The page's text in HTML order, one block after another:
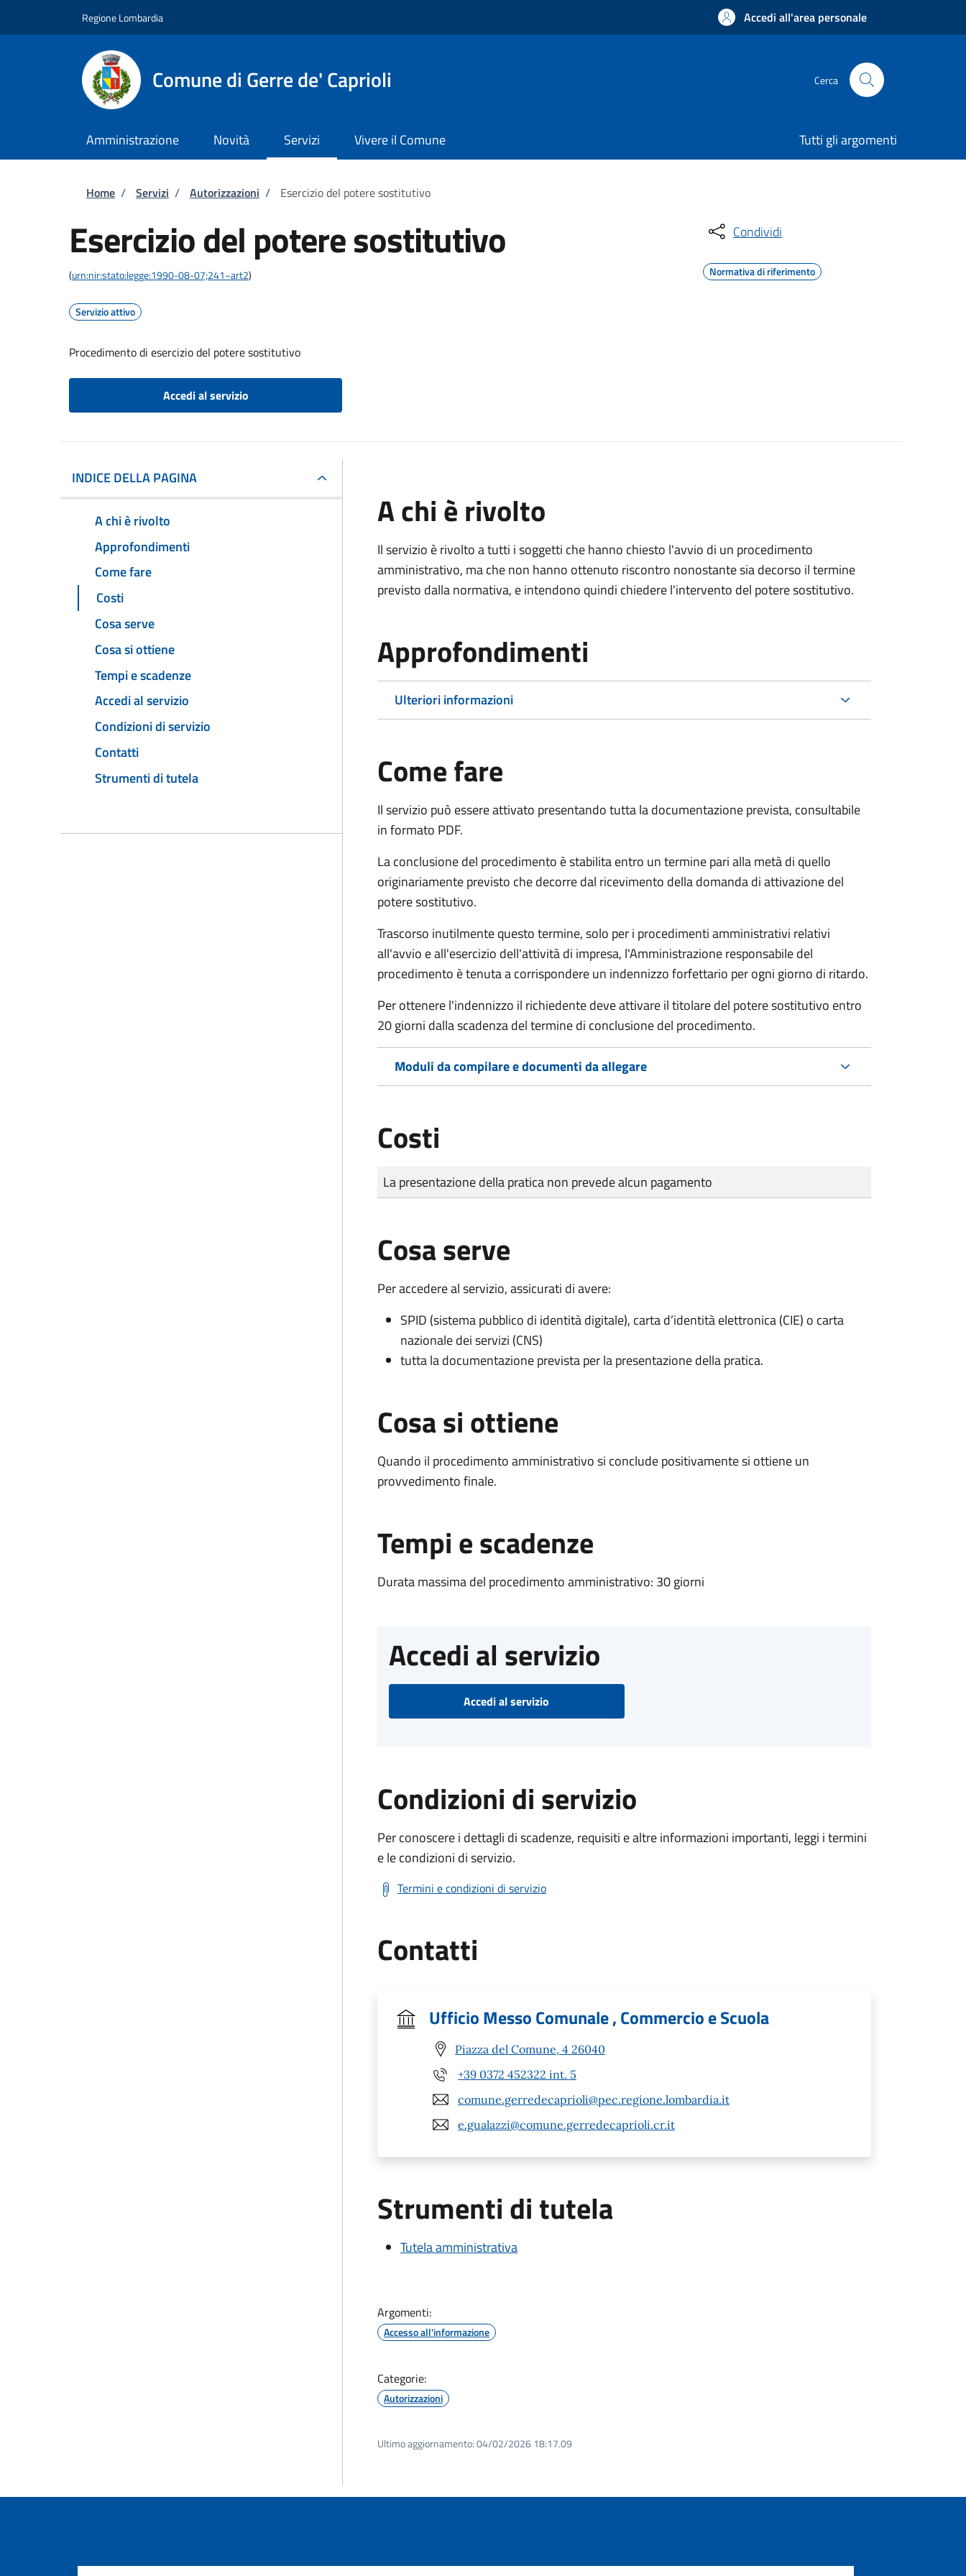
Regione Lombardia Accedi all'area personale
Comune di Gerre de' Caprioli Cerca
Amministrazione Novità Servizi Vivere il Comune Tutti gli argomenti
Briciole di pane
Home / Servizi / Autorizzazioni / Esercizio del potere sostitutivo
Esercizio del potere sostitutivo
(urn:nir:stato:legge:1990-08-07;241~art2)
Servizio attivo
Procedimento di esercizio del potere sostitutivo
Accedi al servizio
Condividi
Normativa di riferimento
INDICE DELLA PAGINA
A chi è rivolto
Approfondimenti
Come fare
Costi
Cosa serve
Cosa si ottiene
Tempi e scadenze
Accedi al servizio
Condizioni di servizio
Contatti
Strumenti di tutela
A chi è rivolto
Il servizio è rivolto a tutti i soggetti che hanno chiesto l'avvio di un procedimento
amministrativo, ma che non hanno ottenuto riscontro nonostante sia decorso il termine
previsto dalla normativa, e intendono quindi chiedere l'intervento del potere sostitutivo.
Approfondimenti
Ulteriori informazioni
Come fare
Il servizio può essere attivato presentando tutta la documentazione prevista, consultabile
in formato PDF.
La conclusione del procedimento è stabilita entro un termine pari alla metà di quello
originariamente previsto che decorre dal ricevimento della domanda di attivazione del
potere sostitutivo.
Trascorso inutilmente questo termine,solo per i procedimenti amministrativi relativi
all'avvio e all'esercizio dell'attività di impresa, l'Amministrazione responsabile del
procedimento è tenuta a corrispondere un indennizzo forfettario per ogni giorno di ritardo.
Per ottenere l'indennizzo il richiedente deve attivare il titolare del potere sostitutivo entro
20 giorni dalla scadenza del termine di conclusione del procedimento.
Moduli da compilare e documenti da allegare
Costi
Tipo di pagamento
Importo
La presentazione della pratica non prevede alcun pagamento
Cosa serve
Per accedere al servizio, assicurati di avere:
SPID (sistema pubblico di identità digitale), carta d’identità elettronica (CIE) o carta
nazionale dei servizi (CNS)
tutta la documentazione prevista per la presentazione della pratica.
Cosa si ottiene
Quando il procedimento amministrativo si conclude positivamente si ottiene un
provvedimento finale.
Tempi e scadenze
Durata massima del procedimento amministrativo: 30 giorni
Accedi al servizio
Accedi al servizio
Condizioni di servizio
Per conoscere i dettagli di scadenze, requisiti e altre informazioni importanti, leggi i termini
e le condizioni di servizio.
Termini e condizioni di servizio
Contatti
Ufficio Messo Comunale , Commercio e Scuola
Piazza del Comune, 4 26040
+39 0372 452322 int. 5
comune.gerredecaprioli@pec.regione.lombardia.it
e.gualazzi@comune.gerredecaprioli.cr.it
Strumenti di tutela
Tutela amministrativa
Argomenti:
Accesso all'informazione
Categorie:
Autorizzazioni
Ultimo aggiornamento:04/02/2026 18:17.09